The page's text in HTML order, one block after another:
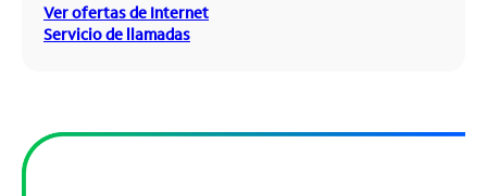
Ver ofertas de Internet
Servicio de llamadas